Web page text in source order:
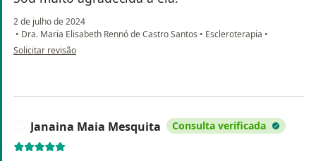
2 de julho de 2024
• Dra. Maria Elisabeth Rennó de Castro Santos • Escleroterapia •
na opinião do utilizador Maria Bernadete Teixeira Machado
Solicitar revisão
Janaina Maia Mesquita Consulta verificada